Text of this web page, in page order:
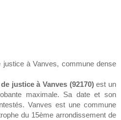
à Vanves, commune dense
justice à Vanves (92170)est un
maximale. Sa date et son
Vanves est une commune
du 15ème arrondissement de